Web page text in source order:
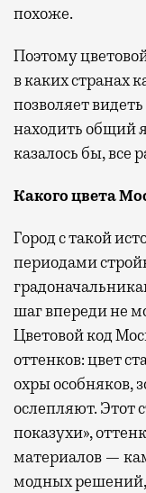
похоже.
Поэтому
в каких странах
позволяет
находить общий
казалось бы, все
Какого цвета
Город с такой
периодами
шаг впереди не
Цветовой код
оттенков: цвет
охры особняков,
ослепляют. Этот
показухи»,
материалов —
модных